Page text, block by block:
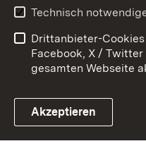
Link zum Landesportal
Impressum
Technisch
Drittanbieter-
Facebook, X /
gesamten Webseite
Akzeptieren